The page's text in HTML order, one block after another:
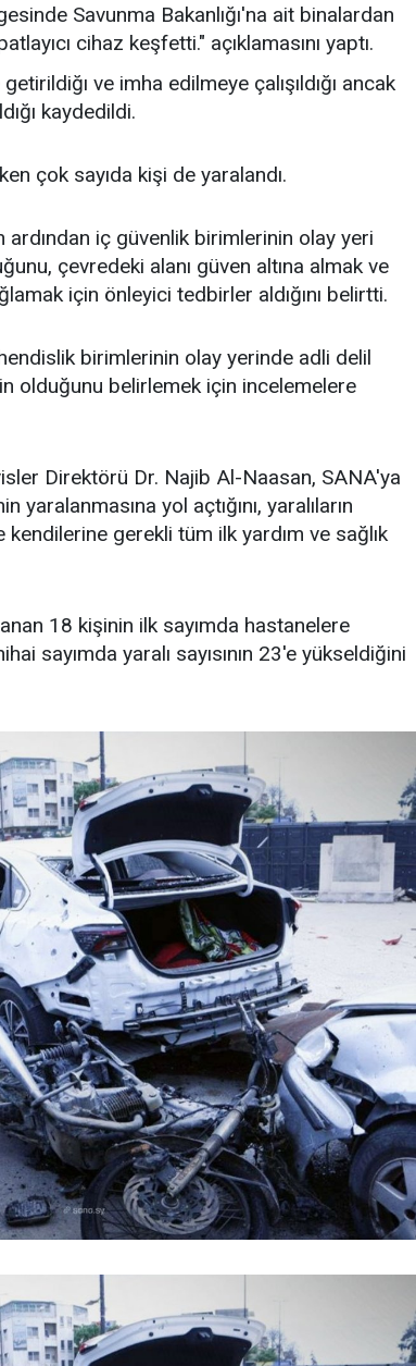
Savunma Bakanlığı'na ait binalardan
cihaz keşfetti." açıklamasını yaptı.
ve imha edilmeye çalışıldığı ancak
kaydedildi.
çok sayıda kişi de yaralandı.
ardından iç güvenlik birimlerinin olay yeri
çevredeki alanı güven altına almak ve
için önleyici tedbirler aldığını belirtti.
birimlerinin olay yerinde adli delil
olduğunu belirlemek için incelemelere
Direktörü Dr. Najib Al-Naasan, SANA'ya
yaralanmasına yol açtığını, yaralıların
gerekli tüm ilk yardım ve sağlık
18 kişinin ilk sayımda hastanelere
sayımda yaralı sayısının 23'e yükseldiğini